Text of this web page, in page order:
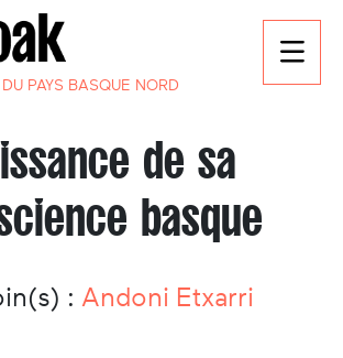
PAYS BASQUE NORD
de sa
basque
: Andoni Etxarri